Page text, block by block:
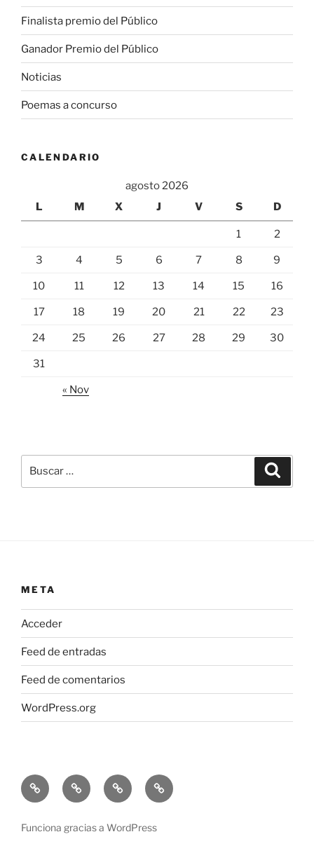
Finalista premio del Público
Ganador Premio del Público
Noticias
Poemas a concurso
CALENDARIO
agosto 2026
L
M X J V S D
1 2
3 4 5 6 7 8 9
10 11 12 13 14 15 16
17 18 19 20 21 22 23
24 25 26 27 28 29 30
31
« Nov
por:
META
Acceder
Feed de entradas
Feed de comentarios
WordPress.org
Poemas
a
NoticiasFinalista
Certamen
Finalista
premio
Funciona gracias a WordPress